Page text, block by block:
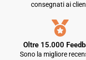
consegnati ai
Oltre 15.000
Sono la migliore